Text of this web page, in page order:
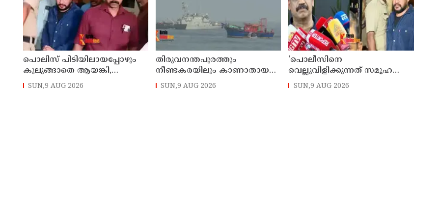
പൊലിസ് പിടിയിലായപ്പോഴും
കുലുങ്ങാതെ ആയങ്കി,
ഒളിത്താവളങ്ങളില്‍ മാറി മാറി
താമസിച്ച് കണ്ണൂരിലെ ക്വട്ടേഷന്‍
SUN,9 AUG 2026
തിരുവനന്തപുരത്തും
നീണ്ടകരയിലും കാണാതായ
മത്സ്യത്തൊഴിലാളികള്‍ക്കായി
തിരച്ചില്‍ പത്താം
SUN,9 AUG 2026
'പൊലീസിനെ
വെല്ലുവിളിക്കുന്നത് സമൂഹത്തെ
വെല്ലുവിളിക്കുന്നത് പോലെ,
കുറ്റത്തിന് അനുസരിച്ച് ശിക്ഷ
SUN,9 AUG 2026